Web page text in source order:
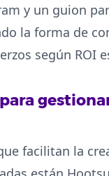
y un guion
la forma de
según ROI
facilitan la